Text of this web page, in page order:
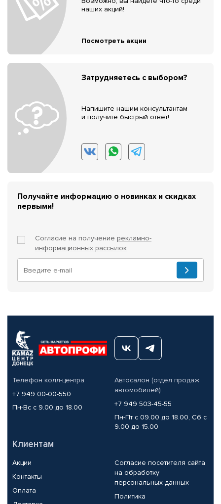
наших акций!
Посмотреть акции
Затрудняетесь с выбором?
Напишите нашим консультантам
и получите быстрый ответ!
Получайте информацию о новинках и скидках
первыми!
Согласие на получение рекламно-
информационных рассылок
Телефон колл-центра
+7 949 00-00-550
Пн-Вс с 9.00 до 18.00
Автосалон (отдел продаж
автомобилей)
+7 949 503-45-55
Пн-Пт с 09.00 до 18.00, Сб с
9.00 до 15.00
Клиентам
Акции
Контакты
Оплата
Согласие посетителя сайта
на обработку
персональных данных
Политика